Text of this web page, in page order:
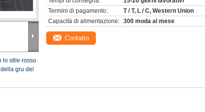
lo stile rosso
gru del
Termini di pagamento:
T / T, L / C, Western Union
Capacità di alimentazione: 300 moda al mese
Contatto